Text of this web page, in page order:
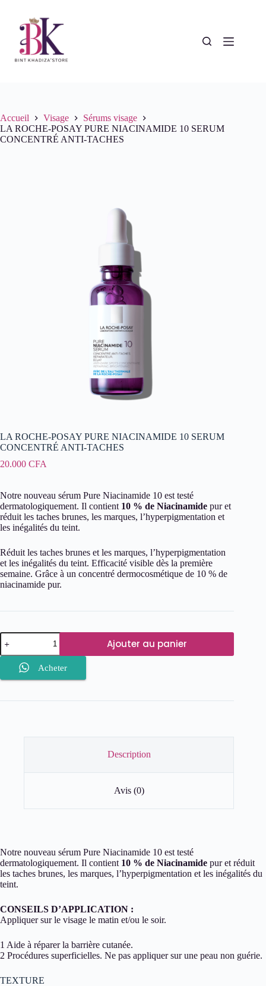
contenu
Accueil Visage
Sérums visage
LA ROCHE-POSAY PURE NIACINAMIDE 10 SERUM
CONCENTRÉ ANTI-TACHES
LA ROCHE-POSAY PURE NIACINAMIDE 10 SERUM
CONCENTRÉ ANTI-TACHES
20.000 CFA
Notre nouveau sérum Pure Niacinamide 10 est testé
dermatologiquement. Il contient 10 % de Niacinamide pur et
réduit les taches brunes, les marques, l’hyperpigmentation et
les inégalités du teint.
Réduit les taches brunes et les marques, l’hyperpigmentation
et les inégalités du teint. Efficacité visible dès la première
semaine. Grâce à un concentré dermocosmétique de 10 % de
niacinamide pur.
quantité
de
LA
ROCHE-
POSAY
Ajouter au panier
Acheter
Description
Avis (0)
Notre nouveau sérum Pure Niacinamide 10 est testé
dermatologiquement. Il contient 10 % de Niacinamide pur et réduit
les taches brunes, les marques, l’hyperpigmentation et les inégalités du
teint.
CONSEILS D’APPLICATION :
Appliquer sur le visage le matin et/ou le soir.
1 Aide à réparer la barrière cutanée.
2 Procédures superficielles. Ne pas appliquer sur une peau non guérie.
TEXTURE